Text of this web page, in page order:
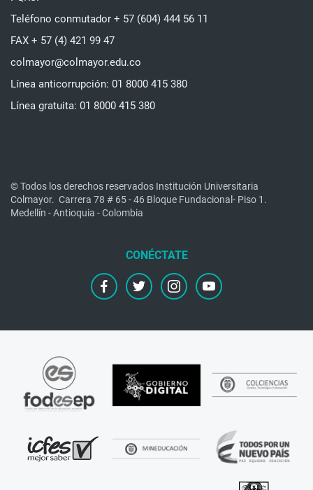
Teléfono conmutador + 57 (604) 444 56 11
FAX + 57 (4) 421 99 47
colmayor@colmayor.edu.co
Línea anticorrupción: 01 8000 415 380
Línea gratuita: 01 8000 415 380
© Todos los derechos reservados Institución Universitaria
Colmayor. Carrera 78 # 65 - 46 Bloque Fundacional- Piso 1.
Medellín - Antioquia - Colombia